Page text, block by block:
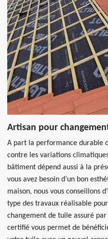
Artisan pour
A part la performance durable
contre les variations
bâtiment dépend aussi à la
vous avez besoin d’un bon
maison, nous vous conseillons
type des travaux réalisable
changement de tuile assuré
certifié vous permet de